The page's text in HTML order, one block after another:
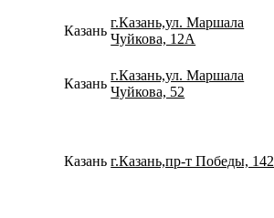
Казань
г.Казань,ул. Маршала
Чуйкова, 12А
Казань
г.Казань,ул. Маршала
Чуйкова, 52
Казань г.Казань,пр-т Победы, 142